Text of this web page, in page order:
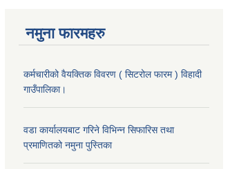
नमुना फारमहरु
कर्मचारीको वैयक्तिक विवरण ( सिटरोल फारम ) विहादी
गाउँपालिका।
वडा कार्यालयबाट गरिने विभिन्न सिफारिस तथा
प्रमाणितको नमुना पुस्तिका